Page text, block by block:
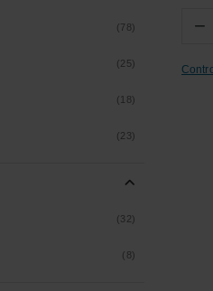
(78)
(25)
(18)
(23)
(32)
(8)
−